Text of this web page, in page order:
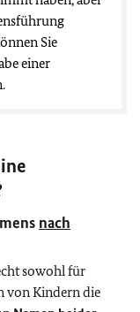
Sie
einer
nach
sowohl für
von Kindern die